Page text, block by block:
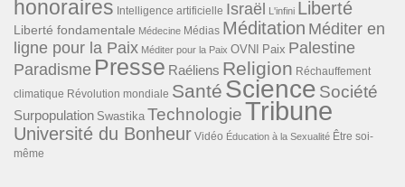
honoraires Intelligence artificielle Israël L'infini Liberté
Liberté fondamentale Médecine Médias Méditation Méditer en
ligne pour la Paix Méditer pour la Paix OVNI Paix Palestine
Paradisme Presse Raéliens Religion Réchauffement
climatique Révolution mondiale Santé Science Société
Surpopulation Swastika TechnologieTribune
Université du Bonheur Vidéo Éducation à la Sexualité Être soi-
même